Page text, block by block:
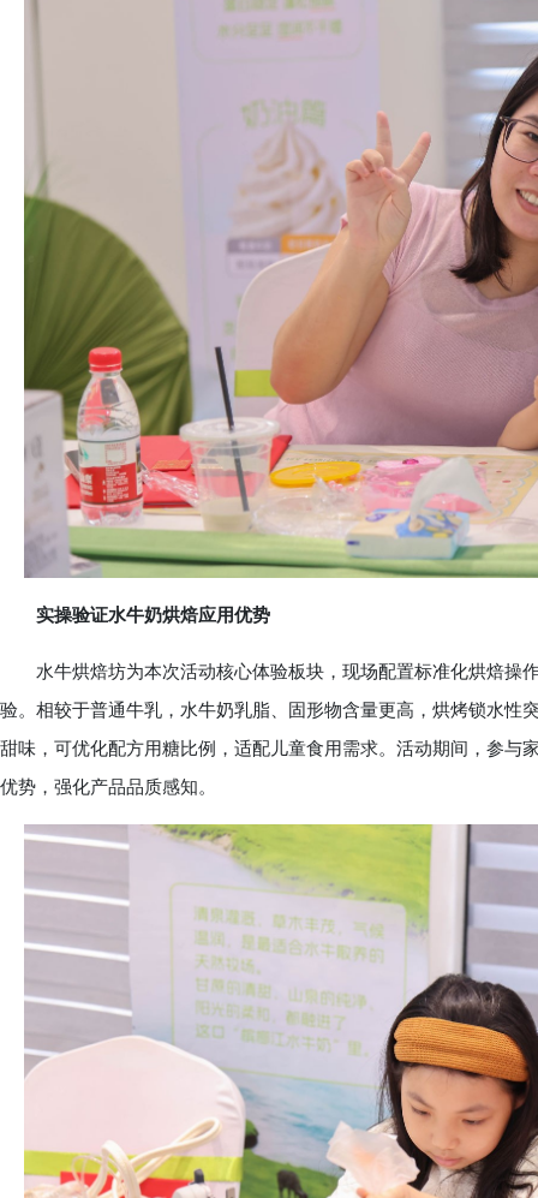
实操验证水牛奶烘焙应用优势
水牛烘焙坊为本次活动核心体验板块，现场配置标准化烘焙操
验。相较于普通牛乳，水牛奶乳脂、固形物含量更高，烘烤锁水性
甜味，可优化配方用糖比例，适配儿童食用需求。活动期间，参与
优势，强化产品品质感知。